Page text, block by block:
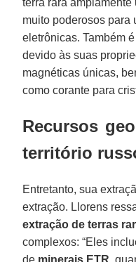
muito poderosos para
eletrônicas. Também
devido às suas
magnéticas únicas,
como corante para
Recursos
território
Entretanto, sua
extração. Llorens
extração de terras
complexos: “Eles
de minerais ETR,